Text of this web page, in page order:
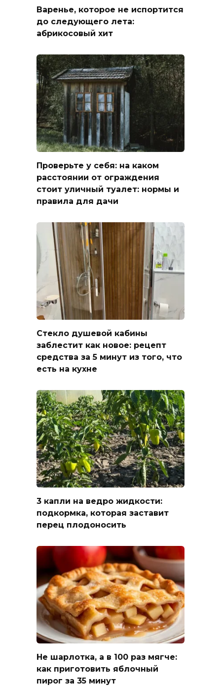
Варенье, которое не испортится
до следующего лета:
абрикосовый хит
Проверьте у себя: на каком
расстоянии от ограждения
стоит уличный туалет: нормы и
правила для дачи
Стекло душевой кабины
заблестит как новое: рецепт
средства за 5 минут из того, что
есть на кухне
3 капли на ведро жидкости:
подкормка, которая заставит
перец плодоносить
Не шарлотка, а в 100 раз мягче:
как приготовить яблочный
пирог за 35 минут